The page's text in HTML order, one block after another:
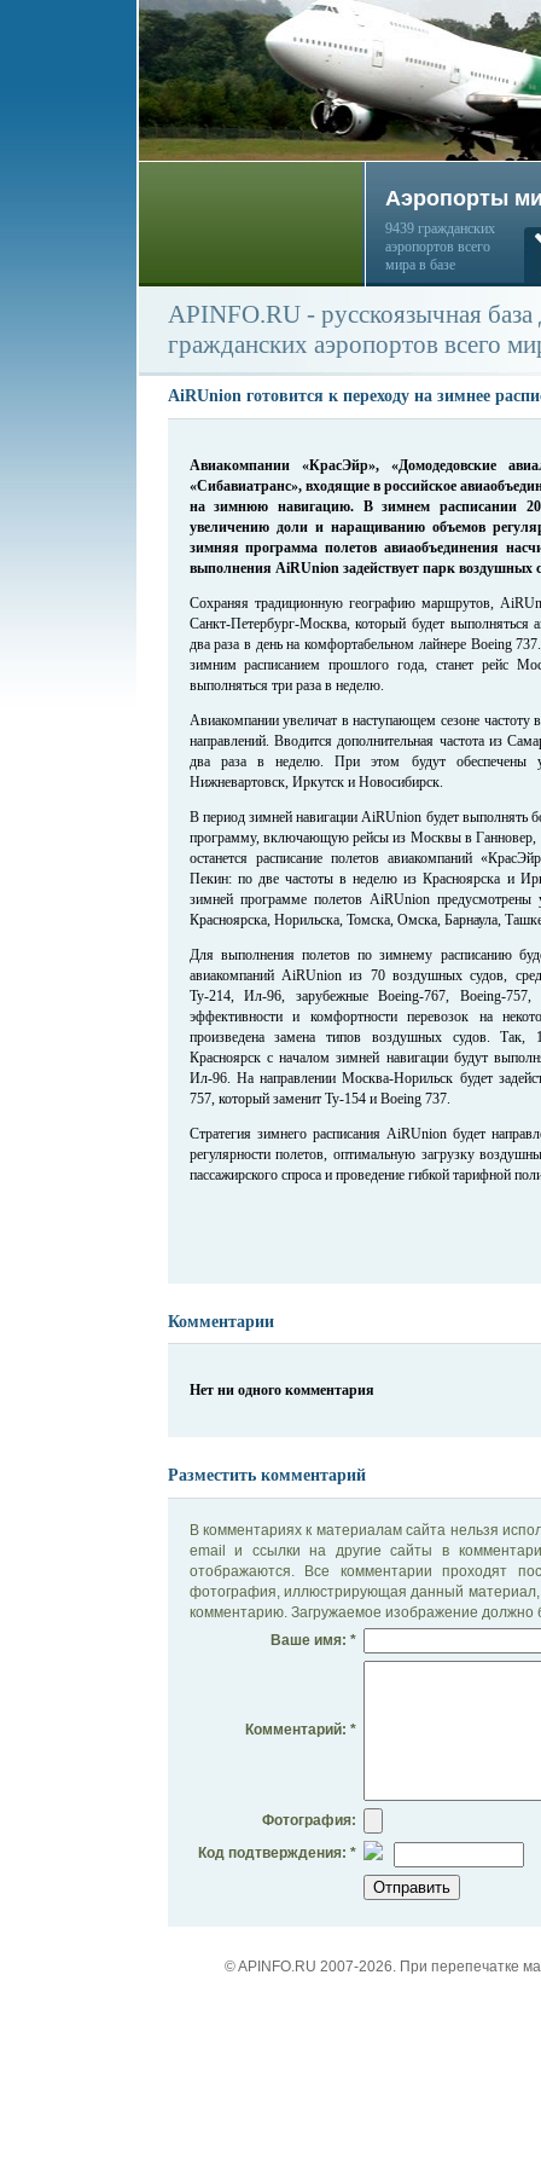
Аэропорты
9439 гражданских
аэропортов всего
мира в базе
APINFO.RU - русскоязычная
гражданских аэропортов всего
AiRUnion готовится к переходу на зимнее
Авиакомпании «КрасЭйр», «Домодедовские
«Сибавиатранс», входящие в российское
на зимнюю навигацию. В зимнем расписании
увеличению доли и наращиванию объемов
зимняя программа полетов авиаобъединения
выполнения AiRUnion задействует парк воздушных
Сохраняя традиционную географию маршрутов,
Санкт-Петербург-Москва, который будет выполняться
два раза в день на комфортабельном лайнере Boeing
зимним расписанием прошлого года, станет рейс
выполняться три раза в неделю.
Авиакомпании увеличат в наступающем сезоне
направлений. Вводится дополнительная частота из
два раза в неделю. При этом будут обеспечены
Нижневартовск, Иркутск и Новосибирск.
В период зимней навигации AiRUnion будет
программу, включающую рейсы из Москвы в
останется расписание полетов авиакомпаний
Пекин: по две частоты в неделю из Красноярска и
зимней программе полетов AiRUnion
Красноярска, Норильска, Томска, Омска, Барнаула,
Для выполнения полетов по зимнему расписанию
авиакомпаний AiRUnion из 70 воздушных судов,
Ту-214, Ил-96, зарубежные Boeing-767, Boeing-
эффективности и комфортности перевозок на
произведена замена типов воздушных судов. Так,
Красноярск с началом зимней навигации будут
Ил-96. На направлении Москва-Норильск будет
757, который заменит Ту-154 и Boeing 737.
Стратегия зимнего расписания AiRUnion будет
регулярности полетов, оптимальную загрузку
пассажирского спроса и проведение гибкой тарифной
Комментарии
Нет ни одного комментария
Разместить комментарий
В комментариях к материалам сайта нельзя
email и ссылки на другие сайты в
отображаются. Все комментарии проходят
фотография, иллюстрирующая данный материал,
комментарию. Загружаемое изображение должно
Ваше имя: *
Комментарий: *
Фотография:
Код подтверждения: *
© APINFO.RU 2007-2026. При перепечатке